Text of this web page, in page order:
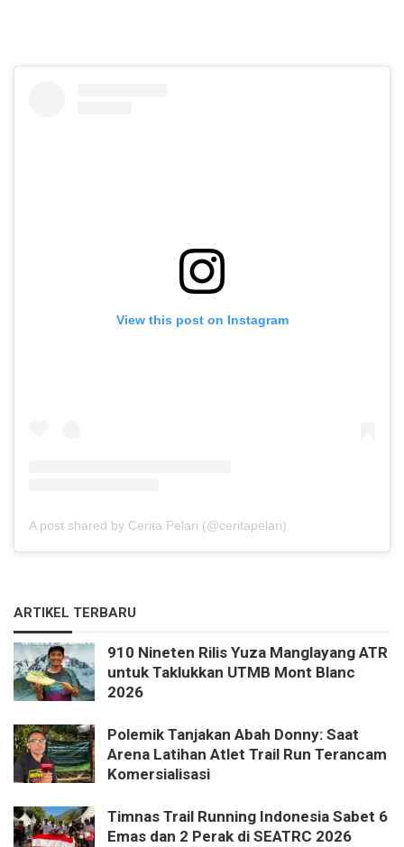
View this post on Instagram
A post shared by Cerita Pelari (@ceritapelari)
ARTIKEL TERBARU
910 Nineten Rilis Yuza Manglayang ATR
untuk Taklukkan UTMB Mont Blanc
2026
Polemik Tanjakan Abah Donny: Saat
Arena Latihan Atlet Trail Run Terancam
Komersialisasi
Timnas Trail Running Indonesia Sabet 6
Emas dan 2 Perak di SEATRC 2026